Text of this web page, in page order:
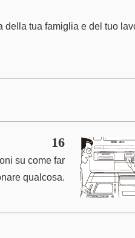
della tua famiglia e del tuo
16
su come far
qualcosa.